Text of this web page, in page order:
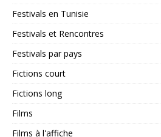
Festivals en Tunisie
Festivals et Rencontres
Festivals par pays
Fictions court
Fictions long
Films
Films à l'affiche